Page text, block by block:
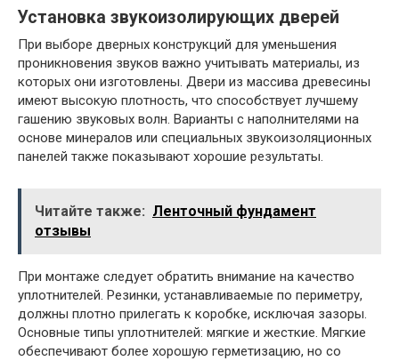
Установка звукоизолирующих дверей
При выборе дверных конструкций для уменьшения
проникновения звуков важно учитывать материалы, из
которых они изготовлены. Двери из массива древесины
имеют высокую плотность, что способствует лучшему
гашению звуковых волн. Варианты с наполнителями на
основе минералов или специальных звукоизоляционных
панелей также показывают хорошие результаты.
Читайте также: Ленточный фундамент
отзывы
При монтаже следует обратить внимание на качество
уплотнителей. Резинки, устанавливаемые по периметру,
должны плотно прилегать к коробке, исключая зазоры.
Основные типы уплотнителей: мягкие и жесткие. Мягкие
обеспечивают более хорошую герметизацию, но со